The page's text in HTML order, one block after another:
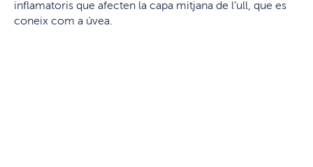
inflamatoris que afecten la capa mitjana de l’ull, que es
coneix com a úvea.